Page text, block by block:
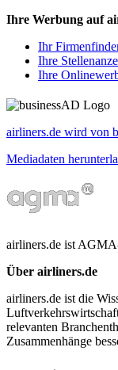
Ihre Werbung auf
Ihr
Ihre
Ihre
airliners.de wird von
Mediadaten
airliners.de ist
Über airliners.de
airliners.de ist die
relevanten
Zusammenhänge